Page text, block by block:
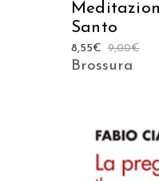
Santo
9,00€
8,55€
Brossura